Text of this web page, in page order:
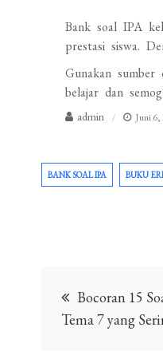
Bank soal IPA
prestasi siswa.
Gunakan sumber
belajar dan
admin Juni 6,
BANK SOAL IPA BUKU
pos
Bocoran 15
Tema 7 yang